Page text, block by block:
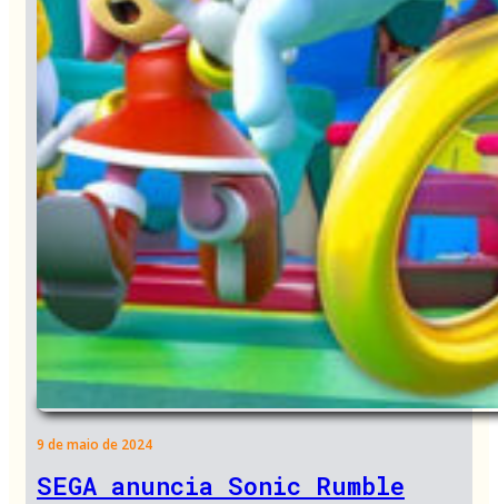
9 de maio de 2024
SEGA anuncia Sonic Rumble